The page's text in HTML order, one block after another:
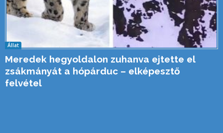
Állat
Meredek hegyoldalon zuhanva ejtette el
zsákmányát a hópárduc – elképesztő
felvétel